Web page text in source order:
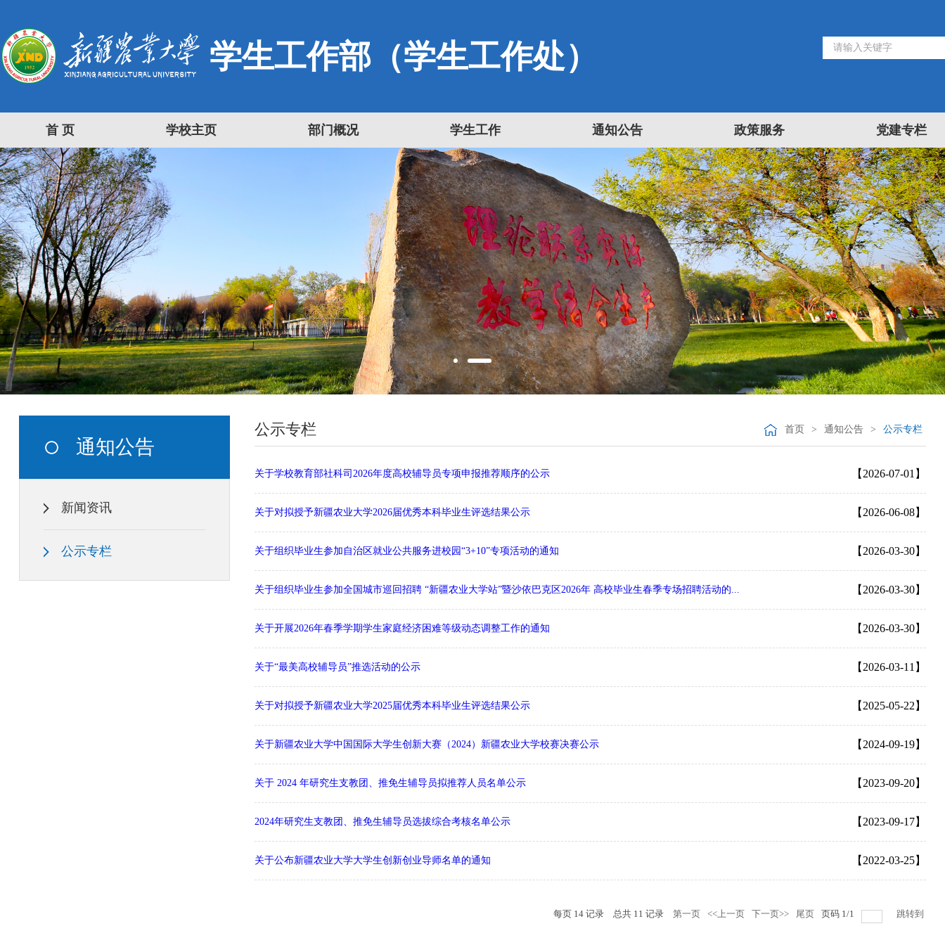
学生工作部（学生工作处）
首 页 学校主页 部门概况 学生工作 通知公告 政策服务 党建专栏
1 2
通知公告
新闻资讯
公示专栏
公示专栏 首页 > 通知公告 > 公示专栏
关于学校教育部社科司2026年度高校辅导员专项申报推荐顺序的公示 【2026-07-01】
关于对拟授予新疆农业大学2026届优秀本科毕业生评选结果公示 【2026-06-08】
关于组织毕业生参加自治区就业公共服务进校园“3+10”专项活动的通知 【2026-03-30】
关于组织毕业生参加全国城市巡回招聘 “新疆农业大学站”暨沙依巴克区2026年 高校毕业生春季专场招聘活动的... 【2026-03-30】
关于开展2026年春季学期学生家庭经济困难等级动态调整工作的通知 【2026-03-30】
关于“最美高校辅导员”推选活动的公示 【2026-03-11】
关于对拟授予新疆农业大学2025届优秀本科毕业生评选结果公示 【2025-05-22】
关于新疆农业大学中国国际大学生创新大赛（2024）新疆农业大学校赛决赛公示 【2024-09-19】
关于 2024 年研究生支教团、推免生辅导员拟推荐人员名单公示 【2023-09-20】
2024年研究生支教团、推免生辅导员选拔综合考核名单公示 【2023-09-17】
关于公布新疆农业大学大学生创新创业导师名单的通知 【2022-03-25】
每页 14 记录 总共 11 记录 第一页 <<上一页 下一页>> 尾页 页码 1/1 跳转到